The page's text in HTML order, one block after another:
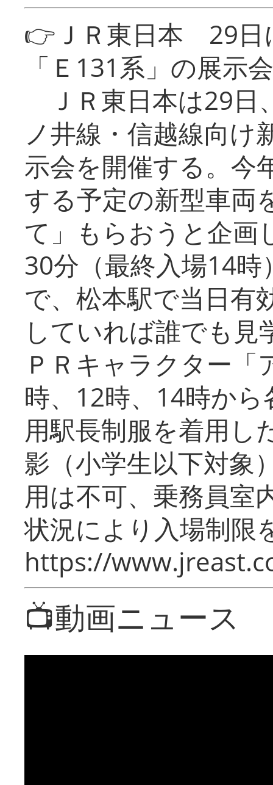
👉ＪＲ東日本 29日
「Ｅ131系」の展示会
ＪＲ東日本は29日
ノ井線・信越線向け
示会を開催する。今
する予定の新型車両
て」もらおうと企画
30分（最終入場14
で、松本駅で当日有
していれば誰でも
ＰＲキャラクター
時、12時、14時か
用駅長制服を着用し
影（小学生以下対象
用は不可、乗務員室
状況により入場制限
https://
📺動画ニュース